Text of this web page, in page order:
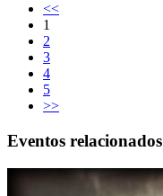
<<
1
2
3
4
5
>>
Eventos relacionados